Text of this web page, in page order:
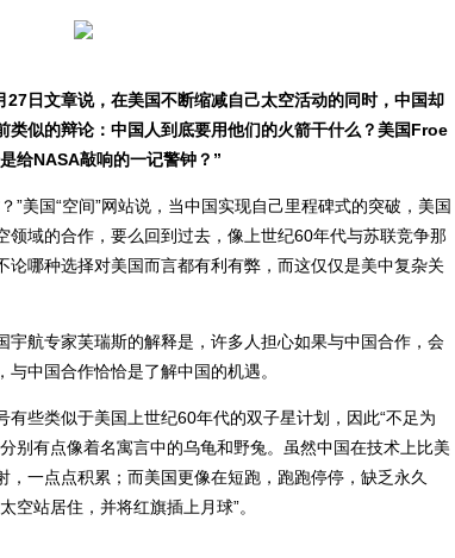
日文章说，在美国不断缩减自己太空活动的同时，中国却
类似的辩论：中国人到底要用他们的火箭干什么？美国Froe
给NASA敲响的一记警钟？”
国“空间”网站说，当中国实现自己里程碑式的突破，美国
领域的合作，要么回到过去，像上世纪60年代与苏联竞争那
论哪种选择对美国而言都有利有弊，而这仅仅是美中复杂关
航专家芙瑞斯的解释是，许多人担心如果与中国合作，会
中国合作恰恰是了解中国的机遇。
些类似于美国上世纪60年代的双子星计划，因此“不足为
别有点像着名寓言中的乌龟和野兔。虽然中国在技术上比美
一点点积累；而美国更像在短跑，跑跑停停，缺乏永久
空站居住，并将红旗插上月球”。